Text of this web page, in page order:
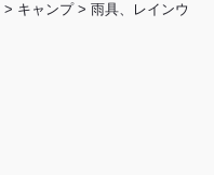
> キャンプ > 雨具、レインウ